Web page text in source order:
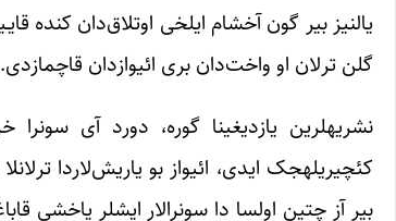
گلن ترلان او واخت‌دان بری ائیوازدان قاچمازدی.